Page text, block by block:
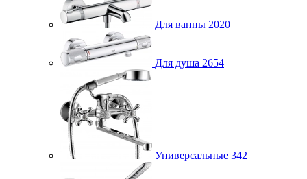
Для ванны 2020
Для душа 2654
Универсальные 342